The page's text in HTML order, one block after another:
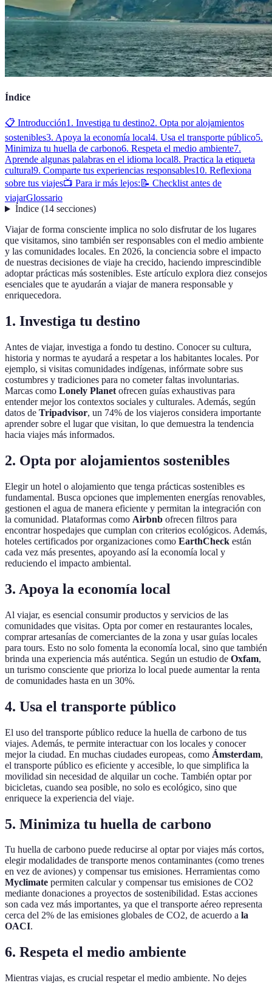
Índice
📋 Introducción1. Investiga tu destino2. Opta por alojamientos
sostenibles3. Apoya la economía local4. Usa el transporte público5.
Minimiza tu huella de carbono6. Respeta el medio ambiente7.
Aprende algunas palabras en el idioma local8. Practica la etiqueta
cultural9. Comparte tus experiencias responsables10. Reflexiona
sobre tus viajes📺 Para ir más lejos: 📝 Checklist antes de
viajarGlossario
Índice(14 secciones)
Viajar de forma consciente implica no solo disfrutar de los lugares
que visitamos, sino también ser responsables con el medio ambiente
y las comunidades locales. En 2026, la conciencia sobre el impacto
de nuestras decisiones de viaje ha crecido, haciendo imprescindible
adoptar prácticas más sostenibles. Este artículo explora diez consejos
esenciales que te ayudarán a viajar de manera responsable y
enriquecedora.
1. Investiga tu destino
Antes de viajar, investiga a fondo tu destino. Conocer su cultura,
historia y normas te ayudará a respetar a los habitantes locales. Por
ejemplo, si visitas comunidades indígenas, infórmate sobre sus
costumbres y tradiciones para no cometer faltas involuntarias.
Marcas como Lonely Planet ofrecen guías exhaustivas para
entender mejor los contextos sociales y culturales. Además, según
datos de Tripadvisor, un 74% de los viajeros considera importante
aprender sobre el lugar que visitan, lo que demuestra la tendencia
hacia viajes más informados.
2. Opta por alojamientos sostenibles
Elegir un hotel o alojamiento que tenga prácticas sostenibles es
fundamental. Busca opciones que implementen energías renovables,
gestionen el agua de manera eficiente y permitan la integración con
la comunidad. Plataformas como Airbnb ofrecen filtros para
encontrar hospedajes que cumplan con criterios ecológicos. Además,
hoteles certificados por organizaciones como EarthCheck están
cada vez más presentes, apoyando así la economía local y
reduciendo el impacto ambiental.
3. Apoya la economía local
Al viajar, es esencial consumir productos y servicios de las
comunidades que visitas. Opta por comer en restaurantes locales,
comprar artesanías de comerciantes de la zona y usar guías locales
para tours. Esto no solo fomenta la economía local, sino que también
brinda una experiencia más auténtica. Según un estudio de Oxfam,
un turismo consciente que prioriza lo local puede aumentar la renta
de comunidades hasta en un 30%.
4. Usa el transporte público
El uso del transporte público reduce la huella de carbono de tus
viajes. Además, te permite interactuar con los locales y conocer
mejor la ciudad. En muchas ciudades europeas, como Ámsterdam,
el transporte público es eficiente y accesible, lo que simplifica la
movilidad sin necesidad de alquilar un coche. También optar por
bicicletas, cuando sea posible, no solo es ecológico, sino que
enriquece la experiencia del viaje.
5. Minimiza tu huella de carbono
Tu huella de carbono puede reducirse al optar por viajes más cortos,
elegir modalidades de transporte menos contaminantes (como trenes
en vez de aviones) y compensar tus emisiones. Herramientas como
Myclimate permiten calcular y compensar tus emisiones de CO2
mediante donaciones a proyectos de sostenibilidad. Estas acciones
son cada vez más importantes, ya que el transporte aéreo representa
cerca del 2% de las emisiones globales de CO2, de acuerdo a la
OACI.
6. Respeta el medio ambiente
Mientras viajas, es crucial respetar el medio ambiente. No dejes